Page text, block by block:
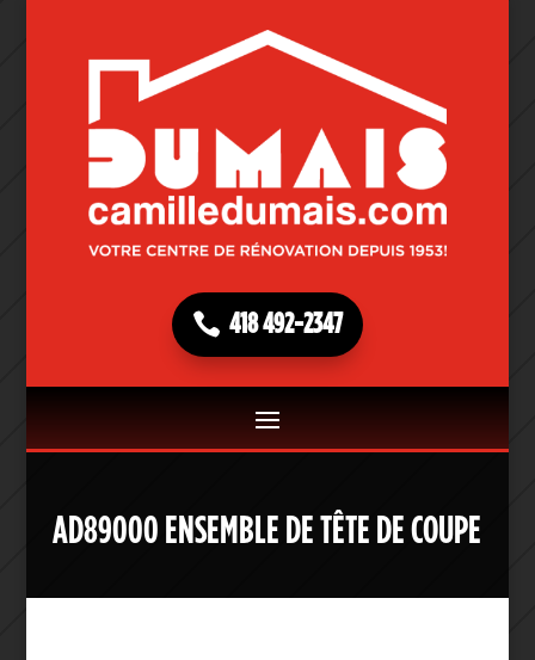
418 492-2347
AD89000 ENSEMBLE DE TÊTE DE COUPE